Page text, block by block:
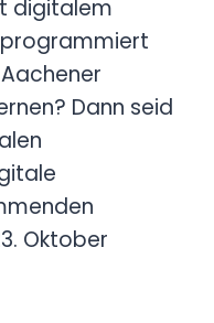
digitalem
Dann seid
Oktober